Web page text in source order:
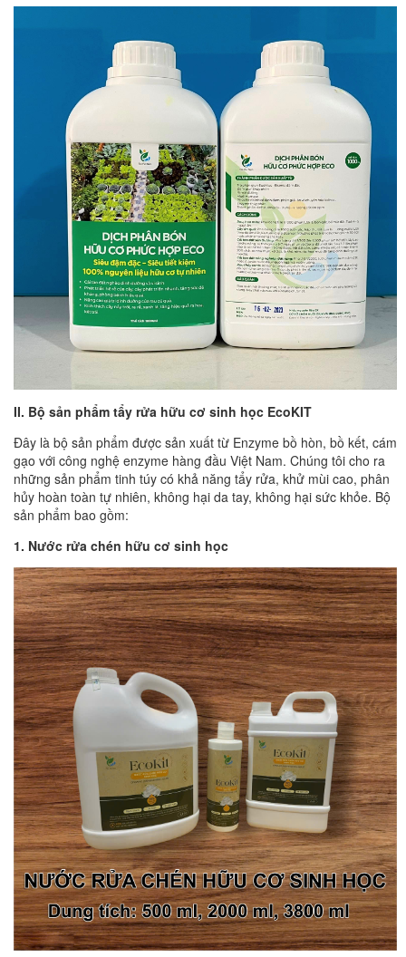
II. Bộ sản phẩm tẩy rửa hữu cơ sinh học EcoKIT
Đây là bộ sản phẩm được sản xuất từ Enzyme bồ hòn, bồ kết, cám
gạo với công nghệ enzyme hàng đầu Việt Nam. Chúng tôi cho ra
những sản phẩm tinh túy có khả năng tẩy rửa, khử mùi cao, phân
hủy hoàn toàn tự nhiên, không hại da tay, không hại sức khỏe. Bộ
sản phẩm bao gồm:
1. Nước rửa chén hữu cơ sinh học